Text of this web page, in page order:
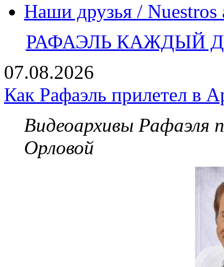
Наши друзья / Nuestros
РАФАЭЛЬ КАЖДЫЙ
07.08.2026
Как Рафаэль прилетел в
Видеоархивы Рафаэля
Орловой